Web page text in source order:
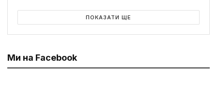
ПОКАЗАТИ ЩЕ
Ми на Facebook